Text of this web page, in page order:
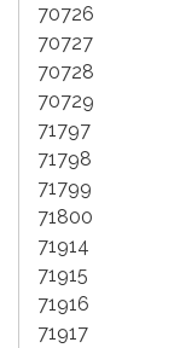
70726
70727
70728
70729
71797
71798
71799
71800
71914
71915
71916
71917